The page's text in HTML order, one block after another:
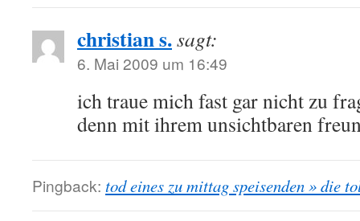
christian s.sagt:
6. Mai 2009 um 16:49
ich traue mich fast gar nicht zu
denn mit ihrem unsichtbaren
Pingback: tod eines zu mittag speisenden » die